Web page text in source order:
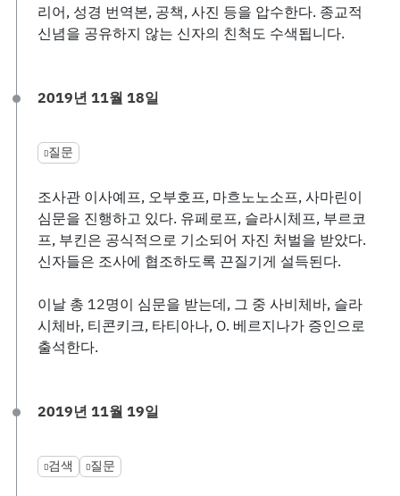
리어, 성경 번역본, 공책, 사진 등을 압수한다. 종교적
신념을 공유하지 않는 신자의 친척도 수색됩니다.
2019년 11월 18일
질문
조사관 이사예프, 오부호프, 마흐노노소프, 사마린이
심문을 진행하고 있다. 유페로프, 슬라시체프, 부르코
프, 부킨은 공식적으로 기소되어 자진 처벌을 받았다.
신자들은 조사에 협조하도록 끈질기게 설득된다.
이날 총 12명이 심문을 받는데, 그 중 사비체바, 슬라
시체바, 티콘키크, 타티아나, O. 베르지나가 증인으로
출석한다.
2019년 11월 19일
검색 질문